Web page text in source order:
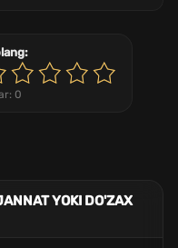
0
YOKI DO'ZAX